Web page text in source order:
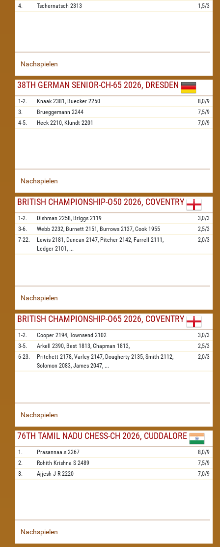
4.
Tschernatsch 2313 1,5/3
Nachspielen
38TH GERMAN SENIOR-CH-65 2026, DRESDEN
1-2. Knaak 2381, Buecker 2250
8,0/9
3.
Brueggemann 2244
7,5/9
4-5.
Heck 2210, Klundt 2201 7,0/9
Nachspielen
BRITISH CHAMPIONSHIP-O50 2026, COVENTRY
1-2. Dishman 2258, Briggs 2119
3,0/3
3-6.
Webb 2232, Burnett 2151, Burrows 2137, Cook 1955
2,5/3
7-22.
Lewis 2181, Duncan 2147, Pitcher 2142, Farrell
2111,
Ledger 2101, ...
2,0/3
Nachspielen
BRITISH CHAMPIONSHIP-O65 2026, COVENTRY
1-2. Cooper 2194, Townsend 2102
3,0/3
3-5.
Arkell 2390, Best 1813, Chapman 1813,
2,5/3
6-23.
Pritchett 2178, Varley 2147, Dougherty 2135, Smith 2112,
Solomon 2083, James 2047, ...
2,0/3
Nachspielen
76TH TAMIL NADU CHESS-CH 2026, CUDDALORE
1. Prasannaa.s 2267
8,0/9
2.
Rohith Krishna S 2489
7,5/9
3.
Ajjesh J R 2220 7,0/9
Nachspielen